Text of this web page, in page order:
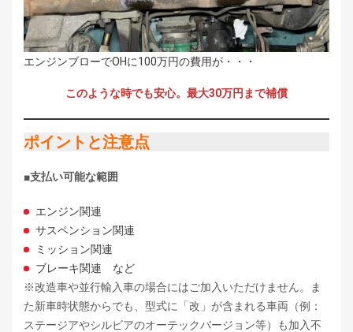
エンジンブローでOHに100万円の費用が・・・
このような時でも安心。最大30万円まで補償
ポイントと注意点
■支払い可能な範囲
エンジン関連
サスペンション関連
ミッション関連
ブレーキ関連 など
※改造車や並行輸入車の場合にはご加入いただけません。ま
た新車時状態からでも、型式に「改」が含まれる車両（例：
ステージアやシルビアのオーテックバージョン等）も加入不